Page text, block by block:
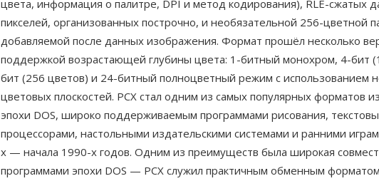
цвета, информация о палитре, DPI и метод кодирования), RLE-сжатых
пикселей, организованных построчно, и необязательной 256-цветной
добавляемой после данных изображения. Формат прошёл несколько
поддержкой возрастающей глубины цвета: 1-битный монохром, 4-бит
бит (256 цветов) и 24-битный полноцветный режим с использованием
цветовых плоскостей. PCX стал одним из самых популярных форматов
эпохи DOS, широко поддерживаемым программами рисования,
процессорами, настольными издательскими системами и ранними
х — начала 1990-х годов. Одним из преимуществ была широкая
программами эпохи DOS — PCX служил практичным обменным